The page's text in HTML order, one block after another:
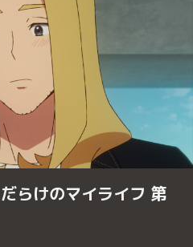
らけのマイライフ 第